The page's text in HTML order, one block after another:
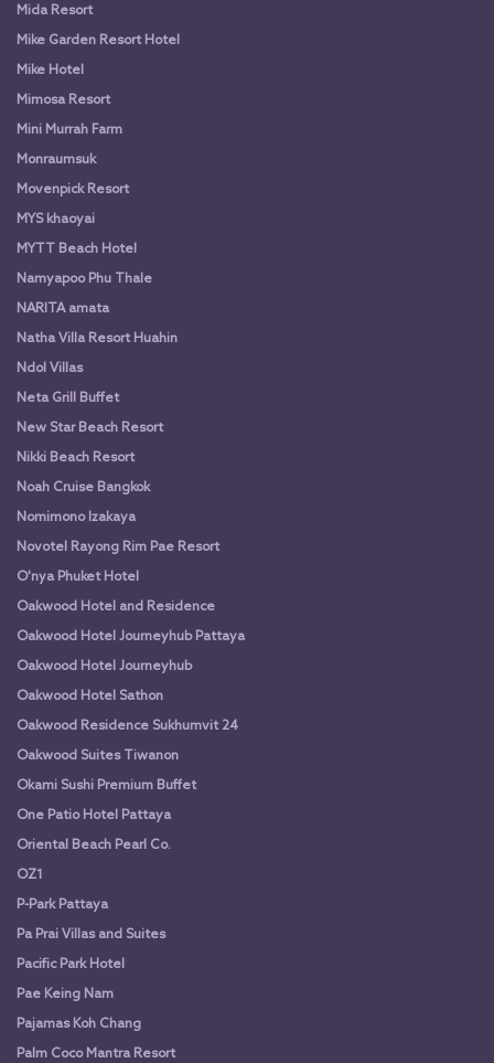
Mida Resort
Mike Garden Resort Hotel
Mike Hotel
Mimosa Resort
Mini Murrah Farm
Monraumsuk
Movenpick Resort
MYS khaoyai
MYTT Beach Hotel
Namyapoo Phu Thale
NARITA amata
Natha Villa Resort Huahin
Ndol Villas
Neta Grill Buffet
New Star Beach Resort
Nikki Beach Resort
Noah Cruise Bangkok
Nomimono Izakaya
Novotel Rayong Rim Pae Resort
O'nya Phuket Hotel
Oakwood Hotel and Residence
Oakwood Hotel Journeyhub Pattaya
Oakwood Hotel Journeyhub
Oakwood Hotel Sathon
Oakwood Residence Sukhumvit 24
Oakwood Suites Tiwanon
Okami Sushi Premium Buffet
One Patio Hotel Pattaya
Oriental Beach Pearl Co.
OZ1
P-Park Pattaya
Pa Prai Villas and Suites
Pacific Park Hotel
Pae Keing Nam
Pajamas Koh Chang
Palm Coco Mantra Resort